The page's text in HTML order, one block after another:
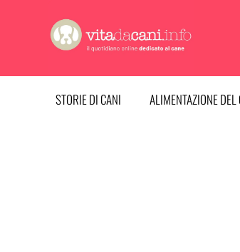
contenuto
STORIE DI CANI ALIMENTAZIONE DEL